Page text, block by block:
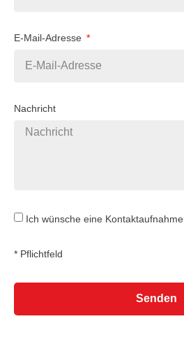
E-Mail-Adresse
Nachricht
Ich wünsche eine Kontaktaufnahme.
* Pflichtfeld
Senden